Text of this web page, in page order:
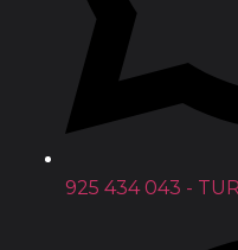
925 434 043 -